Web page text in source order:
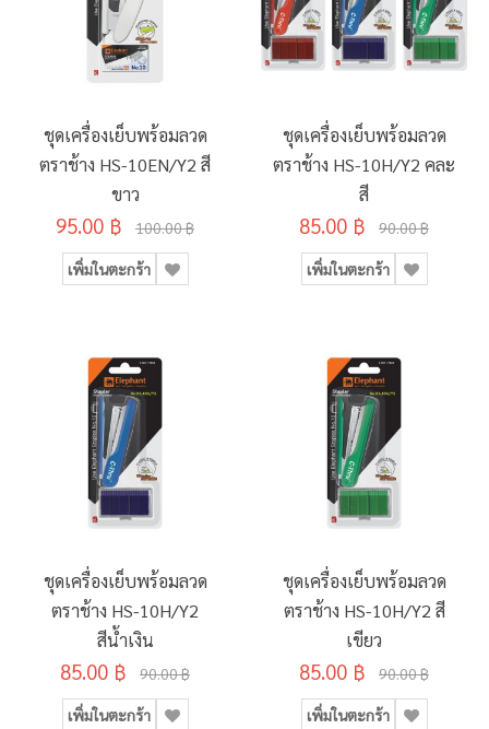
ชุดเครื่องเย็บพร้อมลวด
ตราช้าง HS-10EN/Y2 สี
ขาว
95.00 ฿ 100.00 ฿
เพิ่มในตะกร้า
ชุดเครื่องเย็บพร้อมลวด
ตราช้าง HS-10H/Y2 คละ
สี
85.00 ฿ 90.00 ฿
เพิ่มในตะกร้า
ชุดเครื่องเย็บพร้อมลวด
ตราช้าง HS-10H/Y2
สีน้ำเงิน
85.00 ฿ 90.00 ฿
เพิ่มในตะกร้า
ชุดเครื่องเย็บพร้อมลวด
ตราช้าง HS-10H/Y2 สี
เขียว
85.00 ฿ 90.00 ฿
เพิ่มในตะกร้า